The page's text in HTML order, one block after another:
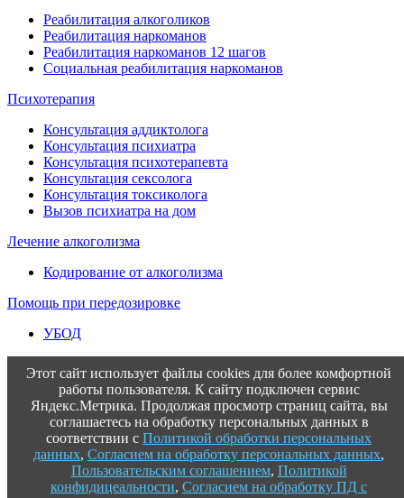
Реабилитация алкоголиков
Реабилитация наркоманов
Реабилитация наркоманов 12 шагов
Социальная реабилитация наркоманов
Психотерапия
Консультация аддиктолога
Консультация психиатра
Консультация психотерапевта
Консультация сексолога
Консультация токсиколога
Вызов психиатра на дом
Лечение алкоголизма
Кодирование от алкоголизма
Помощь при передозировке
УБОД
Этот сайт использует файлы cookies для более комфортной
работы пользователя. К сайту подключен сервис
Яндекс.Метрика. Продолжая просмотр страниц сайта, вы
соглашаетесь на обработку персональных данных в
соответствии с Политикой обработки персональных
данных, Согласием на обработку персональных данных,
Пользовательским соглашением, Политикой
конфидицеальности, Согласием на обработку ПД с